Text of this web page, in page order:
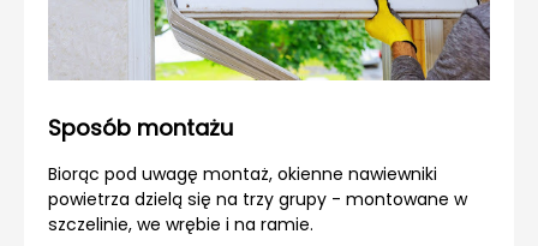
Sposób montażu
Biorąc pod uwagę montaż, okienne nawiewniki
powietrza dzielą się na trzy grupy - montowane w
szczelinie, we wrębie i na ramie.